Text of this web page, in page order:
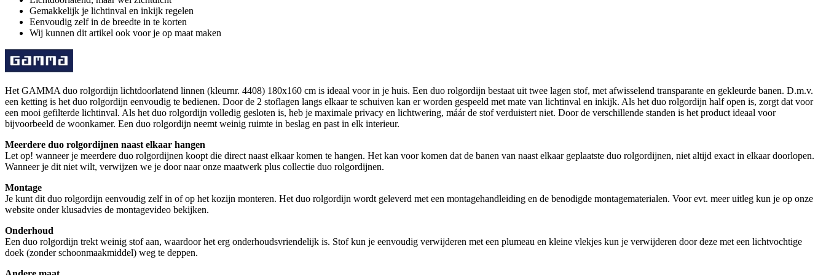
Gemakkelijk je lichtinval en inkijk regelen
Eenvoudig zelf in de breedte in te korten
Wij kunnen dit artikel ook voor je op maat maken
Het GAMMA duo rolgordijn lichtdoorlatend linnen (kleurnr. 4408) 180x160 cm is ideaal voor in je huis. Een duo rolgordijn bestaat uit twee lagen stof, met afwisselend transparante en gekleurde banen. D.m.v.
een ketting is het duo rolgordijn eenvoudig te bedienen. Door de 2 stoflagen langs elkaar te schuiven kan er worden gespeeld met mate van lichtinval en inkijk. Als het duo rolgordijn half open is, zorgt dat voor
een mooi gefilterde lichtinval. Als het duo rolgordijn volledig gesloten is, heb je maximale privacy en lichtwering, máár de stof verduistert niet. Door de verschillende standen is het product ideaal voor
bijvoorbeeld de woonkamer. Een duo rolgordijn neemt weinig ruimte in beslag en past in elk interieur.
Meerdere duo rolgordijnen naast elkaar hangen
Let op! wanneer je meerdere duo rolgordijnen koopt die direct naast elkaar komen te hangen. Het kan voor komen dat de banen van naast elkaar geplaatste duo rolgordijnen, niet altijd exact in elkaar doorlopen.
Wanneer je dit niet wilt, verwijzen we je door naar onze maatwerk plus collectie duo rolgordijnen.
Montage
Je kunt dit duo rolgordijn eenvoudig zelf in of op het kozijn monteren. Het duo rolgordijn wordt geleverd met een montagehandleiding en de benodigde montagematerialen. Voor evt. meer uitleg kun je op onze
website onder klusadvies de montagevideo bekijken.
Onderhoud
Een duo rolgordijn trekt weinig stof aan, waardoor het erg onderhoudsvriendelijk is. Stof kun je eenvoudig verwijderen met een plumeau en kleine vlekjes kun je verwijderen door deze met een lichtvochtige
doek (zonder schoonmaakmiddel) weg te deppen.